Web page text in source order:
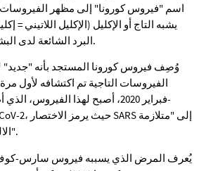
اسم "فيروس كورونا" إلى مظهر الفيروسات
يشبه التاج أو الإكليل (الإكليل اللاتيني
البرد الشائعة لدى البشر بسبب فيروسات كورونا.
وُصِف فيروس كورونا المستجد بأنه "جديد"
الالتهاب الرئوي الحاد الوخيم".